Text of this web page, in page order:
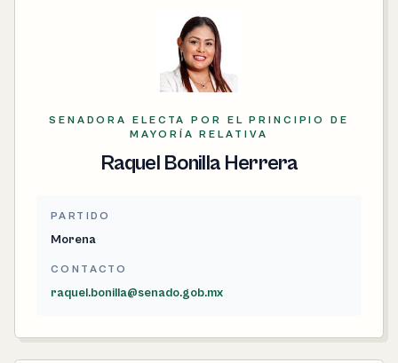
SENADORA ELECTA POR EL PRINCIPIO DE
MAYORÍA RELATIVA
Raquel Bonilla Herrera
PARTIDO
Morena
CONTACTO
raquel.bonilla@senado.gob.mx